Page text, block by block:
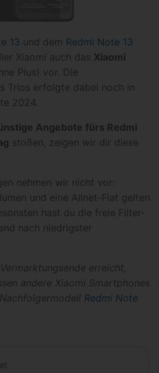
13 und dem Redmi Note 13
Xiaomi auch das Xiaomi
Plus) vor. Die
Trios erfolgte dabei noch in
2024.
Angebote fürs Redmi
stoßen, zeigen wir dir diese
nehmen wir nicht vor:
und eine Allnet-Flat gelten
hast du die freie Filter-
nach niedrigster
erreicht,
andere Xiaomi Smartphones
Redmi Note